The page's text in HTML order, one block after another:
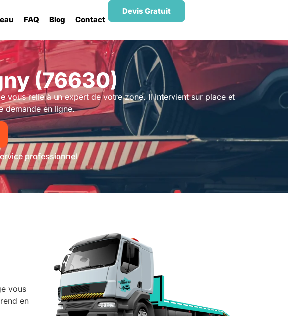
FAQ Blog Contact
Devis Gratuit
(76630)
vous relie à un expert de votre zone. Il intervient sur place et
demande en ligne.
professionnel
vous
en